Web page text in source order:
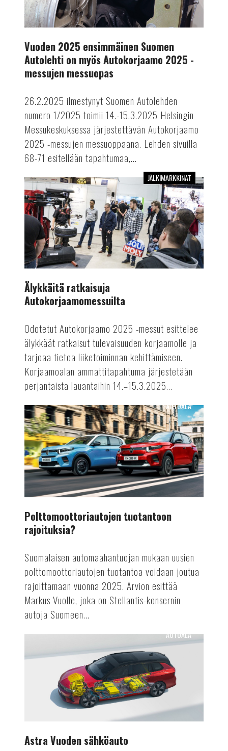
2025
-
messuopas
Vuoden 2025 ensimmäinen Suomen
Autolehti on myös Autokorjaamo 2025 -
messujen messuopas
26.2.2025 ilmestynyt Suomen Autolehden
numero 1/2025 toimii 14.-15.3.2025 Helsingin
Messukeskuksessa järjestettävän Autokorjaamo
2025 -messujen messuoppaana. Lehden sivuilla
68-71 esitellään tapahtumaa,...
Älykkäitä
ratkaisuja
Autokorjaamomessuilta
JÄLKIMARKKINAT
Älykkäitä ratkaisuja
Autokorjaamomessuilta
Odotetut Autokorjaamo 2025 -messut esittelee
älykkäät ratkaisut tulevaisuuden korjaamolle ja
tarjoaa tietoa liiketoiminnan kehittämiseen.
Korjaamoalan ammattitapahtuma järjestetään
perjantaista lauantaihin 14.–15.3.2025...
Polttomoottoriautojen
tuotantoon
rajoituksia?
AUTOALA
Polttomoottoriautojen tuotantoon
rajoituksia?
Suomalaisen automaahantuojan mukaan uusien
polttomoottoriautojen tuotantoa voidaan joutua
rajoittamaan vuonna 2025. Arvion esittää
Markus Vuolle, joka on Stellantis-konsernin
autoja Suomeen...
Vuoden
AUTOALA
Astra Vuoden sähköauto